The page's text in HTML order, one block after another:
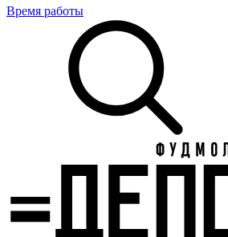
Время работы